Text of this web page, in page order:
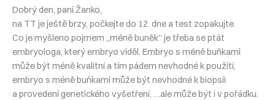
Dobrý den, paní Žanko,
na TT je ještě brzy, počkejte do 12. dne a test zopakujte.
Co je myšleno pojmem „méně buněk“ je třeba se ptát
embryologa, který embryo viděl. Embryo s méně buňkami
může být méně kvalitní a tím pádem nevhodné k použití,
embryo s méně buňkami může být nevhodné k biopsii
a provedení genetického vyšetření, …ale může být i v pořádku.